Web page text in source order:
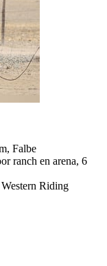
Falbe
ranch en arena, 6
Riding